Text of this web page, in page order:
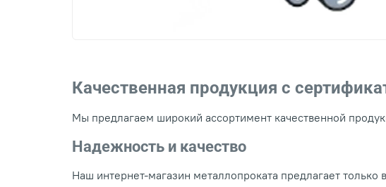
Качественная продукция с
Мы предлагаем широкий ассортимент качественной
Надежность и качество
Наш интернет-магазин металлопроката предлагает